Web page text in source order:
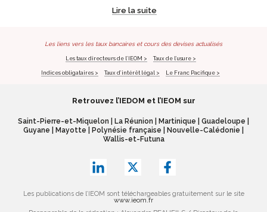
Lire la suite
Les liens vers les taux bancaires et cours des devises actualisés
Les taux directeurs de l’IEOM > Taux de l’usure >
Indices obligataires > Taux d’intérêt légal > Le Franc Pacifique >
Retrouvez l’IEDOM et l’IEOM sur
Saint-Pierre-et-Miquelon La Réunion Martinique Guadeloupe
Guyane
Mayotte Polynésie française Nouvelle-Calédonie
Wallis-et-Futuna
Les publications de l’IEOM sont téléchargeables gratuitement sur le site
www.ieom.fr